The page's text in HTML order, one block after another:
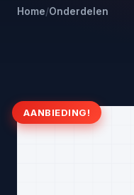
Home/Onderdelen
AANBIEDING!